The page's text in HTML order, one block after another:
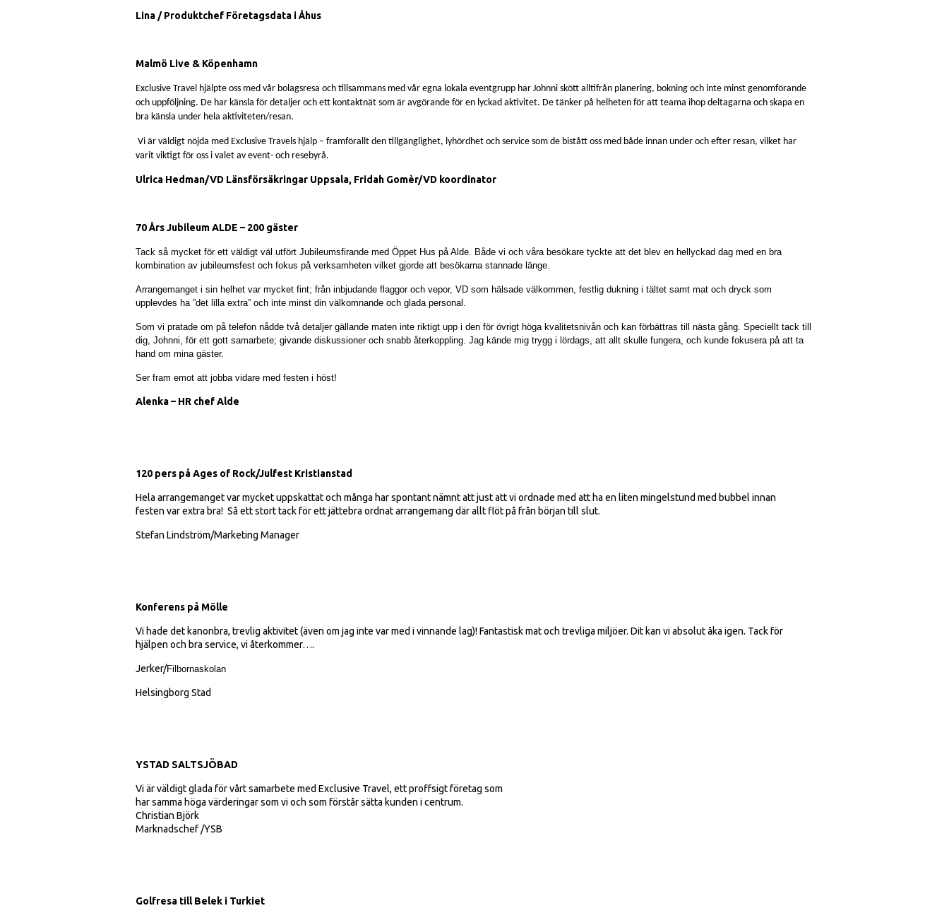
Lina / Produktchef Företagsdata i Åhus
Malmö Live & Köpenhamn
Exclusive Travel hjälpte oss med vår bolagsresa och tillsammans med vår egna lokala eventgrupp har Johnni skött alltifrån planering, bokning och inte minst genomförande
och uppföljning. De har känsla för detaljer och ett kontaktnät som är avgörande för en lyckad aktivitet. De tänker på helheten för att teama ihop deltagarna och skapa en
bra känsla under hela aktiviteten/resan.
Vi är väldigt nöjda med Exclusive Travels hjälp – framförallt den tillgänglighet, lyhördhet och service som de bistått oss med både innan under och efter resan, vilket har
varit viktigt för oss i valet av event- och resebyrå.
Ulrica Hedman/VD Länsförsäkringar Uppsala, Fridah Gomèr/VD koordinator
70 Års Jubileum ALDE – 200 gäster
Tack så mycket för ett väldigt väl utfört Jubileumsfirande med Öppet Hus på Alde. Både vi och våra besökare tyckte att det blev en hellyckad dag med en bra
kombination av jubileumsfest och fokus på verksamheten vilket gjorde att besökarna stannade länge.
Arrangemanget i sin helhet var mycket fint; från inbjudande flaggor och vepor, VD som hälsade välkommen, festlig dukning i tältet samt mat och dryck som
upplevdes ha ”det lilla extra” och inte minst din välkomnande och glada personal.
Som vi pratade om på telefon nådde två detaljer gällande maten inte riktigt upp i den för övrigt höga kvalitetsnivån och kan förbättras till nästa gång. Speciellt tack till
dig, Johnni, för ett gott samarbete; givande diskussioner och snabb återkoppling. Jag kände mig trygg i lördags, att allt skulle fungera, och kunde fokusera på att ta
hand om mina gäster.
Ser fram emot att jobba vidare med festen i höst!
Alenka – HR chef Alde
120 pers på Ages of Rock/Julfest Kristianstad
Hela arrangemanget var mycket uppskattat och många har spontant nämnt att just att vi ordnade med att ha en liten mingelstund med bubbel innan
festen var extra bra! Så ett stort tack för ett jättebra ordnat arrangemang där allt flöt på från början till slut.
Stefan Lindström/Marketing Manager
Konferens på Mölle
Vi hade det kanonbra, trevlig aktivitet (även om jag inte var med i vinnande lag)! Fantastisk mat och trevliga miljöer. Dit kan vi absolut åka igen. Tack för
hjälpen och bra service, vi återkommer….
Jerker/Filbornaskolan
Helsingborg Stad
YSTAD SALTSJÖBAD
Vi är väldigt glada för vårt samarbete med Exclusive Travel, ett proffsigt företag som
har samma höga värderingar som vi och som förstår sätta kunden i centrum.
Christian Björk
Marknadschef /YSB
Golfresa till Belek i Turkiet